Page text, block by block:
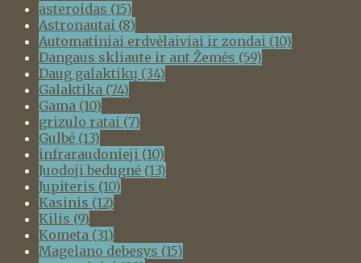
asteroidas (15)
Astronautai (8)
Automatiniai erdvėlaiviai ir zondai (10)
Dangaus skliaute ir ant Žemės (59)
Daug galaktikų (34)
Galaktika (74)
Gama (10)
grizulo ratai (7)
Gulbė (13)
infraraudonieji (10)
Juodoji bedugnė (13)
Jupiteris (10)
Kasinis (12)
Kilis (9)
Kometa (31)
Magelano debesys (15)